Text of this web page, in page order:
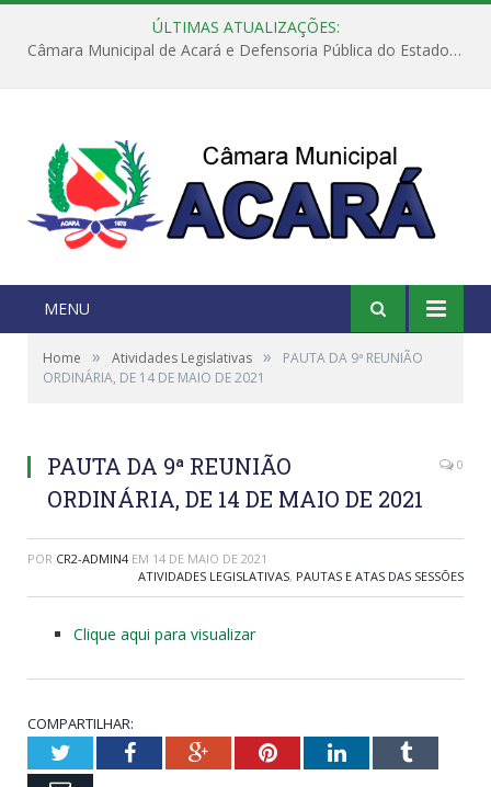
ÚLTIMAS ATUALIZAÇÕES:
Câmara Municipal de Acará e Defensoria Pública do Estado, promovem Ação Balcão de Direitos
MENU
Home » Atividades Legislativas »
PAUTA DA 9ª REUNIÃO
ORDINÁRIA, DE 14 DE MAIO DE 2021
PAUTA DA 9ª REUNIÃO
ORDINÁRIA, DE 14 DE MAIO DE 2021
0
POR CR2-ADMIN4 EM 14 DE MAIO DE 2021
ATIVIDADES LEGISLATIVAS, PAUTAS E ATAS DAS SESSÕES
Clique aqui para visualizar
COMPARTILHAR:
TwitterFacebookGoogle+PinterestLinkedInTumblr